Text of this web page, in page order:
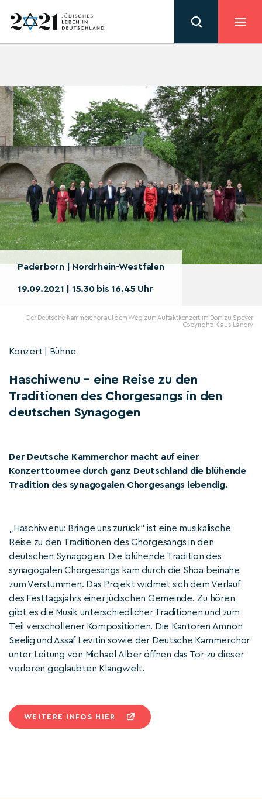
Paderborn | Nordrhein-Westfalen
19.09.2021 | 15.30 bis 16.45 Uhr
Der Deutsche Kammerchor auf dem Weg zum Auftaktkonzert im Dom zu Speyer
Copyright: Klaus Landry
Konzert | Bühne
Haschiwenu – eine Reise zu den
Traditionen des Chorgesangs in den
deutschen Synagogen
Der Deutsche Kammerchor macht auf einer
Konzerttournee durch ganz Deutschland die blühende
Tradition des synagogalen Chorgesangs lebendig.
„Haschiwenu: Bringe uns zurück“ ist eine musikalische
Reise zu den Traditionen des Chorgesangs in den
deutschen Synagogen. Die blühende Tradition des
synagogalen Chorgesangs kam durch die Shoa beinahe
zum Verstummen. Das Projekt widmet sich dem Verlauf
des Festtagsjahrs einer jüdischen Gemeinde. Zu hören
gibt es die Musik unterschiedlicher Traditionen und zum
Teil verschollener Kompositionen. Die Kantoren Amnon
Seelig und Assaf Levitin sowie der Deutsche Kammerchor
unter Leitung von Michael Alber öffnen das Tor zu dieser
verloren geglaubten Klangwelt.
WEITERE INFOS HIER